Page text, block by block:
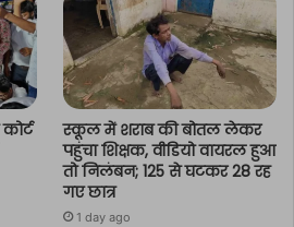
स्कूल में शराब की बोतल लेकर
पहुंचा शिक्षक, वीडियो वायरल हुआ
तो निलंबन; 125 से घटकर 28 रह
गए छात्र
1 day ago